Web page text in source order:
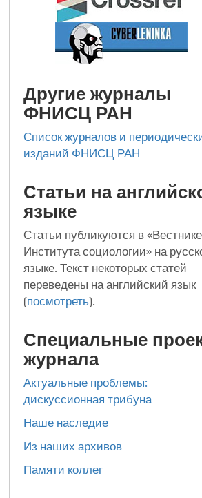
Другие журналы
ФНИСЦ РАН
Список журналов и
изданий ФНИСЦ РАН
Статьи на
языке
Статьи публикуются в «Вестнике
Института социологии» на
языке. Текст некоторых статей
переведены на английский язык
(посмотреть).
Специальные
журнала
Актуальные проблемы:
дискуссионная трибуна
Наше наследие
Из наших архивов
Памяти коллег